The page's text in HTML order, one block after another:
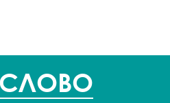
СЛОВО